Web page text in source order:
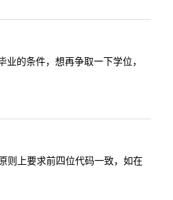
的条件，想再争取一下学位，
上要求前四位代码一致，如在